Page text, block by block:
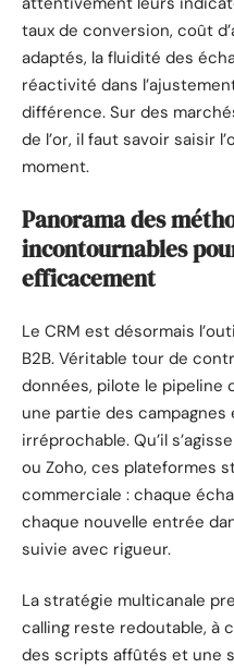
taux de conversion, coût
adaptés, la fluidité des
réactivité dans
différence. Sur des
de l’or, il faut savoir saisir
moment.
Panorama des
incontournables
efficacement
Le CRM est désormais
B2B. Véritable tour de
données, pilote le pipeline
une partie des campagnes
irréprochable. Qu’il
ou Zoho, ces plateformes
commerciale : chaque
chaque nouvelle entrée
suivie avec rigueur.
La stratégie multicanale
calling reste redoutable, à
des scripts affûtés et une